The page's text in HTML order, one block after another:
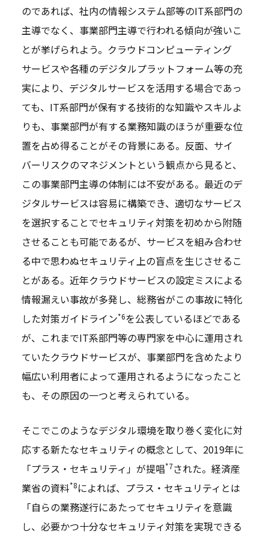
のであれば、社内の情報システム部等のIT系部門の
主導でなく、事業部門主導で行われる傾向が強いこ
とが挙げられよう。クラウドコンピューティング
サービスや各種のデジタルプラットフォーム等の充
実により、デジタルサービスを活用する場合であっ
ても、IT系部門が保有する技術的な知識やスキルよ
りも、事業部門が有する業務知識のほうが重要な位
置を占め得ることがその背景にある。反面、サイ
バーリスクのマネジメントという観点から見ると、
この事業部門主導の体制には不安がある。最近のデ
ジタルサービスは容易に構築でき、適切なサービス
を選択することでセキュリティ対策を初めから附随
させることも可能であるが、サービスを組み合わせ
る中で思わぬセキュリティ上の盲点を生じさせるこ
とがある。近年クラウドサービスの設定ミスによる
情報漏えい事故が多発し、総務省がこの事故に特化
した対策ガイドライン*6を公表しているほどである
が、これまでIT系部門等の専門家を中心に運用され
ていたクラウドサービスが、事業部門を含めたより
幅広い利用者によって運用されるようになったこと
も、その原因の一つと考えられている。
そこでこのようなデジタル環境を取り巻く変化に対
応する新たなセキュリティの概念として、2019年に
「プラス・セキュリティ」が提唱*7された。経済産
業省の資料*8によれば、プラス・セキュリティとは
「自らの業務遂行にあたってセキュリティを意識
し、必要かつ十分なセキュリティ対策を実現できる